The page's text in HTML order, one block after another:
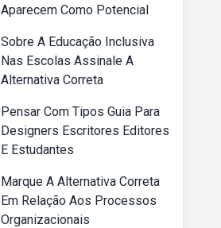
Aparecem Como Potencial
Sobre A Educação Inclusiva
Nas Escolas Assinale A
Alternativa Correta
Pensar Com Tipos Guia Para
Designers Escritores Editores
E Estudantes
Marque A Alternativa Correta
Em Relação Aos Processos
Organizacionais